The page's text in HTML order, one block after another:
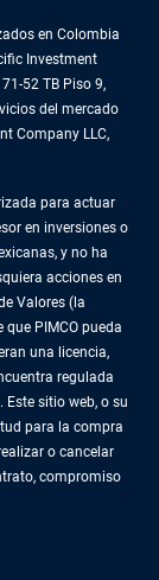
en Colombia
Investment
52 TB Piso 9,
del mercado
Company LLC,
para actuar
en inversiones o
y no ha
acciones en
Valores (la
PIMCO pueda
una licencia,
regulada
sitio web, o su
para la compra
o cancelar
compromiso